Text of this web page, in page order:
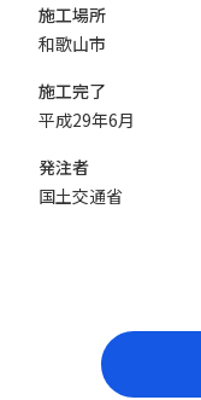
施工場所
和歌山市
施工完了
平成29年6月
発注者
国土交通省